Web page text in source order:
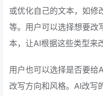
或优化自己的文本，如修
等。用户可以选择想要改
本，让AI根据这些类型来
用户也可以选择是否要给
改写方向和风格。AI改写